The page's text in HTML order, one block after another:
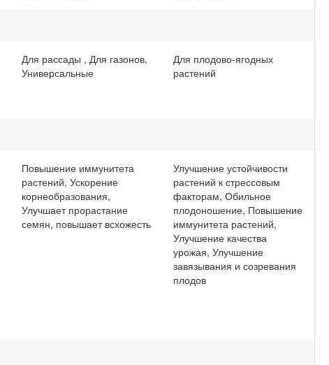
Для рассады , Для газонов,
Универсальные
Для плодово-ягодных
растений
Повышение иммунитета
растений, Ускорение
корнеобразования,
Улучшает прорастание
семян, повышает всхожесть
Улучшение устойчивости
растений к стрессовым
факторам, Обильное
плодоношение, Повышение
иммунитета растений,
Улучшение качества
урожая, Улучшение
завязывания и созревания
плодов